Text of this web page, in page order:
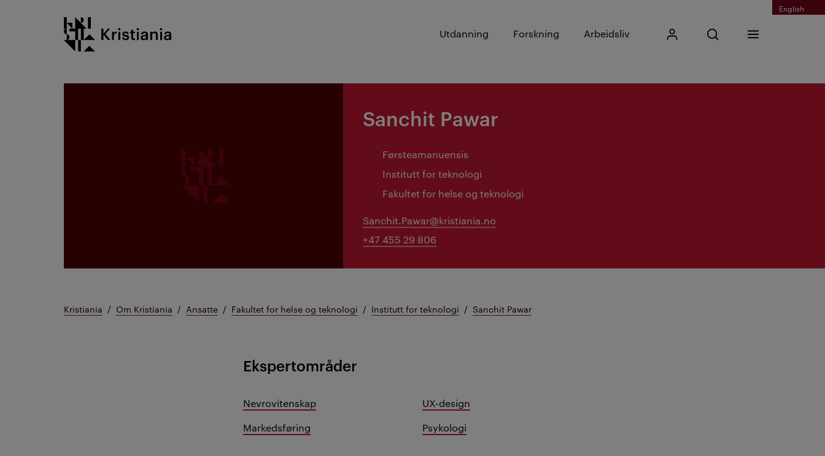
English
Kristiania logo
Utdanning Forskning Arbeidsliv Mitt KristianiaÅpne søk
Skriv inn søkefrase
Søk
Meny
Sanchit Pawar
Førsteamanuensis
Institutt for teknologi
Fakultet for helse og teknologi
Sanchit.Pawar@kristiania.no
+47 455 29 806
Kristiania Om Kristiania Ansatte Fakultet for helse og teknologi Institutt for teknologi Sanchit Pawar
Ekspertområder
Nevrovitenskap
UX-design
Markedsføring
Psykologi